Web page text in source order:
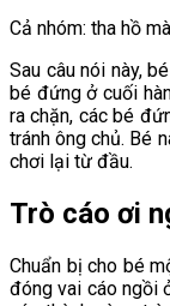
Cả nhóm: tha hồ
Sau câu nói này,
bé đứng ở cuối
ra chặn, các bé
tránh ông chủ. Bé
chơi lại từ đầu.
Trò cáo ơi
Chuẩn bị cho bé
đóng vai cáo ngồi